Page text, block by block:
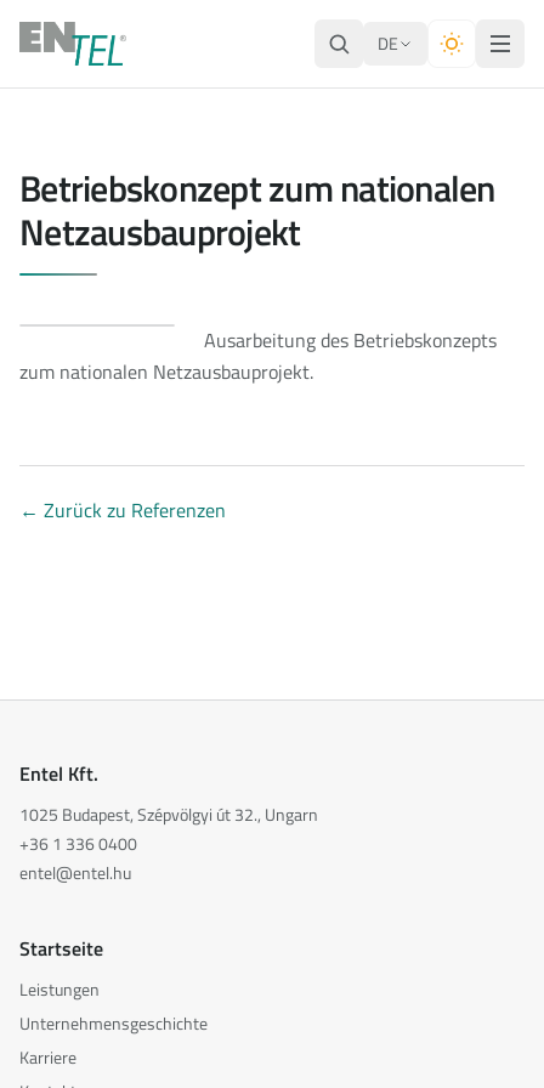
DE
Betriebskonzept zum nationalen
Netzausbauprojekt
Ausarbeitung des Betriebskonzepts
zum nationalen Netzausbauprojekt.
← Zurück zu Referenzen
Entel Kft.
1025 Budapest, Szépvölgyi út 32., Ungarn
+36 1 336 0400
entel@entel.hu
Startseite
Leistungen
Unternehmensgeschichte
Karriere